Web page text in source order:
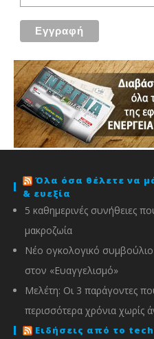
Όλα όσα θέλετε να
& ευεξία
5 καθημερινές συνήθειες
μακροζωία
Νέο ογκολογικό
στον «Ευαγγελισμό»
Μελέτη: Οι 3 παράγοντες
περισσότερα χρόνια χωρίς
Ειδήσεις από το